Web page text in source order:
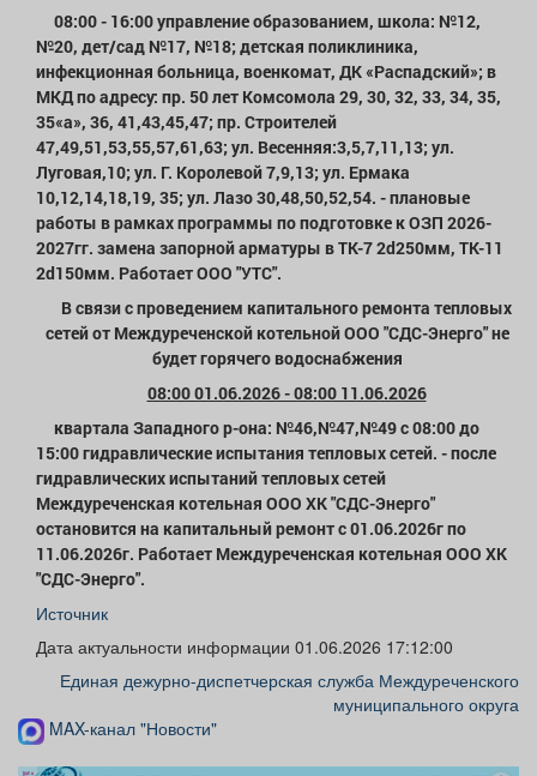
08:00 - 16:00 управление образованием, школа: №12,
№20, дет/сад №17, №18; детская поликлиника,
инфекционная больница, военкомат, ДК «Распадский»; в
МКД по адресу: пр. 50 лет Комсомола 29, 30, 32, 33, 34, 35,
35«а», 36, 41,43,45,47; пр. Строителей
47,49,51,53,55,57,61,63; ул. Весенняя:3,5,7,11,13; ул.
Луговая,10; ул. Г. Королевой 7,9,13; ул. Ермака
10,12,14,18,19, 35; ул. Лазо 30,48,50,52,54. - плановые
работы в рамках программы по подготовке к ОЗП 2026-
2027гг. замена запорной арматуры в ТК-7 2d250мм, ТК-11
2d150мм. Работает ООО "УТС".
В связи с проведением капитального ремонта тепловых
сетей от Междуреченской котельной ООО "СДС-Энерго" не
будет горячего водоснабжения
08:00 01.06.2026 - 08:00 11.06.2026
квартала Западного р-она: №46,№47,№49 с 08:00 до
15:00 гидравлические испытания тепловых сетей. - после
гидравлических испытаний тепловых сетей
Междуреченская котельная ООО ХК "СДС-Энерго"
остановится на капитальный ремонт с 01.06.2026г по
11.06.2026г. Работает Междуреченская котельная ООО ХК
"СДС-Энерго".
Источник
Дата актуальности информации 01.06.2026 17:12:00
Единая дежурно-диспетчерская служба Междуреченского
муниципального округа
MAX-канал "Новости"